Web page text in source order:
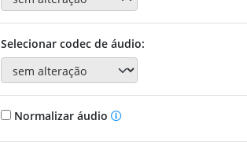
Selecionar codec de áudio:
Normalizar áudio